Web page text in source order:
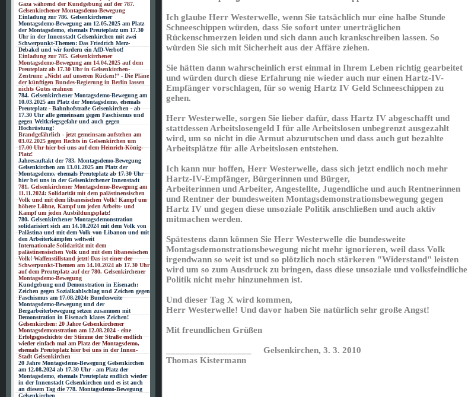
Gaza während der Kundgebung auf der 787.
Gelsenkirchener Montagsdemo-Bewegung
Einladung zur 786. Gelsenkirchener
Montagsdemo-Bewegung am 12.05.2025 am Platz
der Montagsdemo, ehemals Preuteplatz um 17.30
Uhr in der Innenstadt Gelsenkirchen mit zwei
Schwerpunkt-Themen: Das Friedrich Merz-
Debakel und wir fordern ein AfD-Verbot!
Einladung zur 785. Gelsenkirchener
Montagsdemo-Bewegung am 14.04.2025 auf dem
Preuteplatz ab 17.30 Uhr in Gelsenkirchen-
Zentrum: „Nicht auf unseren Rücken!“ - Die Pläne
der künftigen Bundes-Regierung in Berlin lassen
nichts Gutes erahnen
784. Gelsenkirchener Montagsdemo-Bewegung am
10.03.2025 am Platz der Montagsdemo, ehemals
Preuteplatz - Bahnhofstraße Gelsenkirchen - ab
17.30 Uhr alle gemeinsam gegen Faschismus und
gegen Weltkriegsgefahr und auch gegen
Hochrüstung!
Brandgefährlich - jetzt gemeinsam aufstehen am
03.02.2025 gegen Rechts in Gelsenkirchen um
17.00 Uhr hier bei uns auf dem Heinrich-König-
Platz!
Jahresauftakt der 783. Montagsdemo-Bewegung
Gelsenkirchen am 13.01.2025 am Platz der
Montagsdemo, ehemals Preuteplatz ab 17.30 Uhr
hier bei uns in der Gelsenkirchener Innenstadt
781. Gelsenkirchener Montagsdemo-Bewegung am
11.11.2024: Solidarität mit dem palästinensischen
Volk und mit dem libanesischen Volk! Kampf um
höhere Löhne, Kampf um jeden Arbeits- und
Kampf um jeden Ausbildungsplatz!
780. Gelsenkirchener Montagsdemonstration
solidarisiert sich am 14.10.2024 mit dem Volk von
Palästina und mit dem Volk von Libanon und mit
den Arbeiterkämpfen weltweit
Internationale Solidarität mit dem
palästinensischen Volk und mit dem libanesischen
Volk! Waffenstillstand jetzt! Das ist einer der
Schwerpunkt-Themen am 14.10.2024 ab 17.30 Uhr
auf dem Preuteplatz auf der 780. Gelsenkirchener
Montagsdemo-Bewegung
Kundgebung und Demonstration in Eisenach:
Zeichen gegen Sozialkahlschlag und Zeichen gegen
Faschismus am 17.08.2024: Bundesweite
Montagsdemo-Bewegung und der
Bergarbeiterbewegung setzen zusammen mit
Demonstration in Eisenach klares Zeichen!
Gelsenkirchen: 20 Jahre Gelsenkirchener
Montagsdemonstration am 12.08.2024 - eine
Erfolgsgeschichte der Stimme der Straße endlich
wieder einfach mal am Platz der Montagsdemo,
ehemals Preuteplatz hier bei uns in der Innen-
Stadt Gelsenkirchen
20 Jahre Montagsdemo-Bewegung Gelsenkirchen
am 12.08.2024 ab 17.30 Uhr - am Platz der
Montagsdemo, ehemals Preuteplatz endlich wieder
in der Innenstadt Gelsenkirchen und es ist auch
an diesem Tag die 778. Montagsdemo-Bewegung
Gelsenkirchen
Ich glaube Herr Westerwelle, wenn Sie tatsächlich nur eine halbe Stunde
Schneeschippen würden, dass Sie sofort unter unerträglichen
Rückenschmerzen leiden und sich dann auch krankschreiben lassen. So
würden Sie sich mit Sicherheit aus der Affäre ziehen.
Sie hätten dann wahrscheinlich erst einmal in Ihrem Leben richtig gearbeitet
und würden durch diese Erfahrung nie wieder auch nur einen Hartz-IV-
Empfänger vorschlagen, für so wenig Hartz IV Geld Schneeschippen zu
gehen.
Herr Westerwelle, sorgen Sie lieber dafür, dass Hartz IV abgeschafft und
stattdessen Arbeitslosengeld I für alle Arbeitslosen unbegrenzt ausgezahlt
wird, um so nicht in die Armut abzurutschen und dass auch gut bezahlte
Arbeitsplätze für alle Arbeitslosen entstehen.
Ich kann nur hoffen, Herr Westerwelle, dass sich jetzt endlich noch mehr
Hartz-IV-Empfänger, Bürgerinnen und Bürger,
Arbeiterinnen und Arbeiter, Angestellte, Jugendliche und auch Rentnerinnen
und Rentner der bundesweiten Montagsdemonstrationsbewegung gegen
Hartz IV und gegen diese unsoziale Politik anschließen und auch aktiv
mitmachen werden.
Spätestens dann können Sie Herr Westerwelle die bundesweite
Montagsdemonstrationsbewegung nicht mehr ignorieren, weil dass Volk
irgendwann so weit ist und so plötzlich noch stärkeren "Widerstand" leisten
wird um so zum Ausdruck zu bringen, dass diese unsoziale und volksfeindliche
Politik nicht mehr hinzunehmen ist.
Und dieser Tag X wird kommen,
Herr Westerwelle! Und davor haben Sie natürlich sehr große Angst!
Mit freundlichen Grüßen
__________________ Gelsenkirchen, 3. 3. 2010
Thomas Kistermann